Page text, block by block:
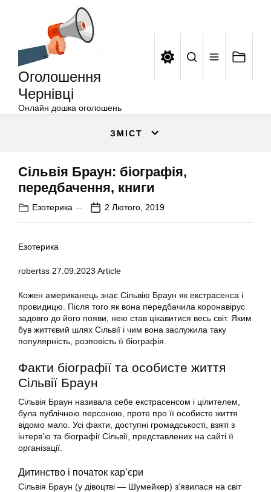
Оголошення
Чернівці
Онлайн дошка оголошень
ЗМІСТ
Сільвія Браун: біографія,
передбачення, книги
Езотерика 2 Лютого, 2019
Езотерика
robertss 27.09.2023 Article
Кожен американець знає Сільвію Браун як екстрасенса і
провидицю. Після того як вона передбачила коронавірус
задовго до його появи, нею став цікавитися весь світ. Яким
був життєвий шлях Сільвії і чим вона заслужила таку
популярність, розповість її біографія.
Факти біографії та особисте життя
Сільвії Браун
Сільвія Браун називала себе екстрасенсом і цілителем,
була публічною персоною, проте про її особисте життя
відомо мало. Усі факти, доступні громадськості, взяті з
інтерв’ю та біографії Сільвії, представлених на сайті її
організації.
Дитинство і початок кар’єри
Сільвія Браун (у дівоцтві — Шумейкер) з’явилася на світ